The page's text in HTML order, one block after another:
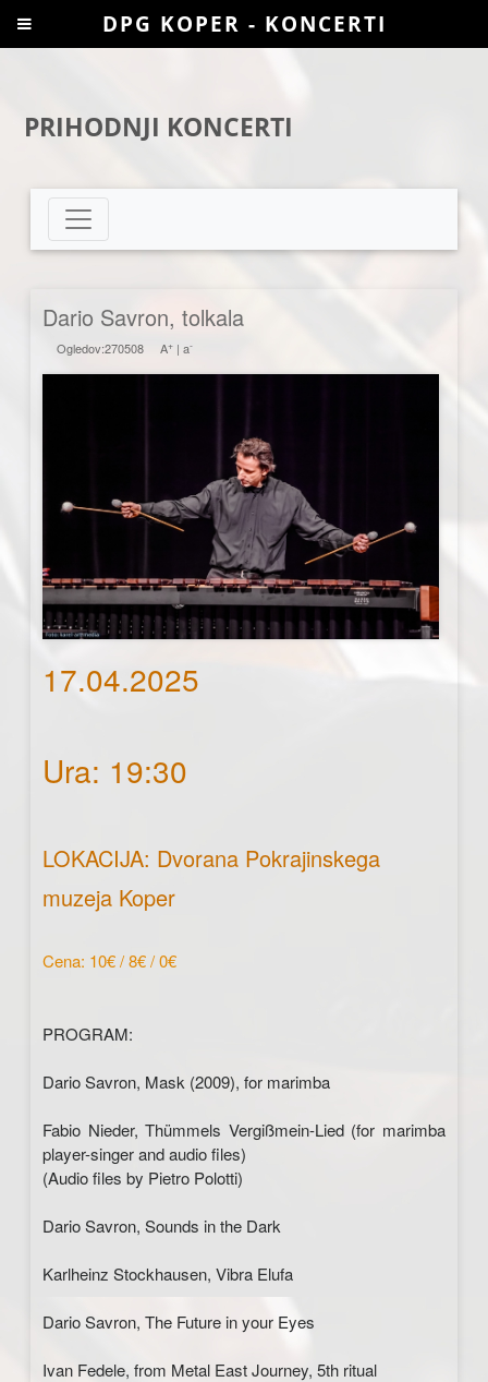
PRIHODNJI KONCERTI
Dario Savron, tolkala
Ogledov:270508A+ |a-
17.04.2025
Ura: 19:30
LOKACIJA: Dvorana Pokrajinskega
muzeja Koper
Cena: 10€ / 8€ / 0€
PROGRAM:
Dario Savron, Mask (2009), for marimba
Fabio Nieder, Thümmels Vergißmein-Lied (for marimba
player-singer and audio files)
(Audio files by Pietro Polotti)
Dario Savron, Sounds in the Dark
Karlheinz Stockhausen, Vibra Elufa
Dario Savron, The Future in your Eyes
Ivan Fedele, from Metal East Journey, 5th ritual
DPG KOPER - KONCERTI